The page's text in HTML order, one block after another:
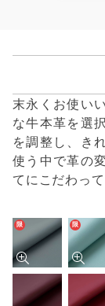
末永くお使い
な牛本革を選
を調整し、き
使う中で革の
てにこだわって
限 限